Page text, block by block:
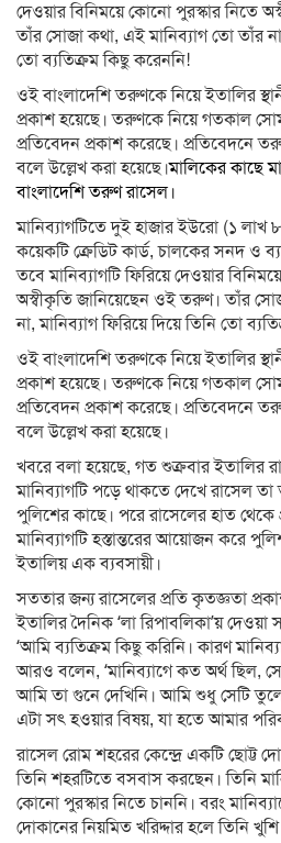
দেওয়ার বিনিময়ে কোনো পুরস্কার নিতে
তাঁর সোজা কথা, এই মানিব্যাগ তো তাঁর না,
তো ব্যতিক্রম কিছু করেননি!
ওই বাংলাদেশি তরুণকে নিয়ে ইতালির
প্রকাশ হয়েছে। তরুণকে নিয়ে গতকাল
প্রতিবেদন প্রকাশ করেছে। প্রতিবেদনে
বলে উল্লেখ করা হয়েছে।মালিকের কাছে
বাংলাদেশি তরুণ রাসেল।
মানিব্যাগটিতে দুই হাজার ইউরো (১ লাখ
কয়েকটি ক্রেডিট কার্ড, চালকের সনদ ও
তবে মানিব্যাগটি ফিরিয়ে দেওয়ার
অস্বীকৃতি জানিয়েছেন ওই তরুণ। তাঁর
না, মানিব্যাগ ফিরিয়ে দিয়ে তিনি তো
ওই বাংলাদেশি তরুণকে নিয়ে ইতালির
প্রকাশ হয়েছে। তরুণকে নিয়ে গতকাল
প্রতিবেদন প্রকাশ করেছে। প্রতিবেদনে
বলে উল্লেখ করা হয়েছে।
খবরে বলা হয়েছে, গত শুক্রবার ইতালির
মানিব্যাগটি পড়ে থাকতে দেখে রাসেল
পুলিশের কাছে। পরে রাসেলের হাত থেকে
মানিব্যাগটি হস্তান্তরের আয়োজন করে
ইতালিয় এক ব্যবসায়ী।
সততার জন্য রাসেলের প্রতি কৃতজ্ঞতা
ইতালির দৈনিক ‘লা রিপাবলিকা’য় দেওয়া
‘আমি ব্যতিক্রম কিছু করিনি। কারণ
আরও বলেন, ‘মানিব্যাগে কত অর্থ ছিল,
আমি তা গুনে দেখিনি। আমি শুধু সেটি
এটা সৎ হওয়ার বিষয়, যা হতে আমার
রাসেল রোম শহরের কেন্দ্রে একটি ছোট্ট
তিনি শহরটিতে বসবাস করছেন। তিনি
কোনো পুরস্কার নিতে চাননি। বরং
দোকানের নিয়মিত খরিদ্দার হলে তিনি